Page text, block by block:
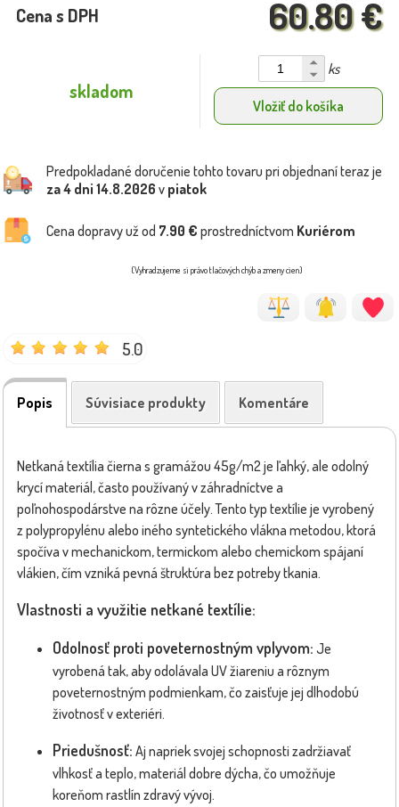
60.80 €
Cena s DPH
skladom
ks
Vložiť do košíka
Predpokladané doručenie tohto tovaru pri objednaní teraz je
za 4 dni 14.8.2026 v piatok
Cena dopravy už od 7.90 € prostredníctvom Kuriérom
(Vyhradzujeme si právo tlačových chýb a zmeny cien)
5.0
Popis Súvisiace produkty Komentáre
Netkaná textília čierna s gramážou 45g/m2 je ľahký, ale odolný
krycí materiál, často používaný v záhradníctve a
poľnohospodárstve na rôzne účely. Tento typ textílie je vyrobený
z polypropylénu alebo iného syntetického vlákna metodou, ktorá
spočíva v mechanickom, termickom alebo chemickom spájaní
vlákien, čím vzniká pevná štruktúra bez potreby tkania.
Vlastnosti a využitie netkané textílie:
Odolnosť proti poveternostným vplyvom: Je
vyrobená tak, aby odolávala UV žiareniu a rôznym
poveternostným podmienkam, čo zaisťuje jej dlhodobú
životnosť v exteriéri.
Priedušnosť: Aj napriek svojej schopnosti zadržiavať
vlhkosť a teplo, materiál dobre dýcha, čo umožňuje
koreňom rastlín zdravý vývoj.